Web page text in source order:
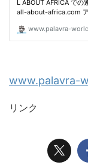
www.palavra-
リンク